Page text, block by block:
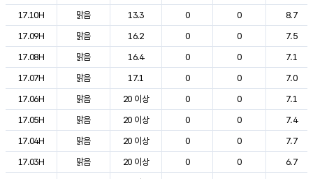
17.10H
맑음 13.3 0 0
8.7
17.09H
맑음 16.2 0 0
7.5
17.08H
맑음 16.4 0 0
7.1
17.07H
맑음 17.1 0 0
7.0
17.06H
맑음 20 이상 0 0
7.1
17.05H
맑음 20 이상 0 0
7.4
17.04H
맑음 20 이상 0 0
7.7
17.03H
맑음 20 이상 0 0
6.7